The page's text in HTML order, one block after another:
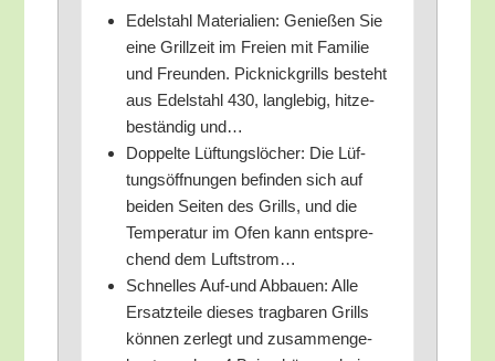
Edel­stahl Mate­ria­li­en: Genie­ßen Sie
eine Grill­zeit im Frei­en mit Fami­lie
und Freun­den. Pick­nick­grills besteht
aus Edel­stahl 430, lang­le­big, hit­ze­
be­stän­dig und…
Dop­pel­te Lüf­tungs­lö­cher: Die Lüf­
tungs­öff­nun­gen befin­den sich auf
bei­den Sei­ten des Grills, und die
Tem­pe­ra­tur im Ofen kann ent­spre­
chend dem Luftstrom…
Schnel­les Auf-und Abbau­en: Alle
Ersatz­tei­le die­ses trag­ba­ren Grills
kön­nen zer­legt und zusam­men­ge­